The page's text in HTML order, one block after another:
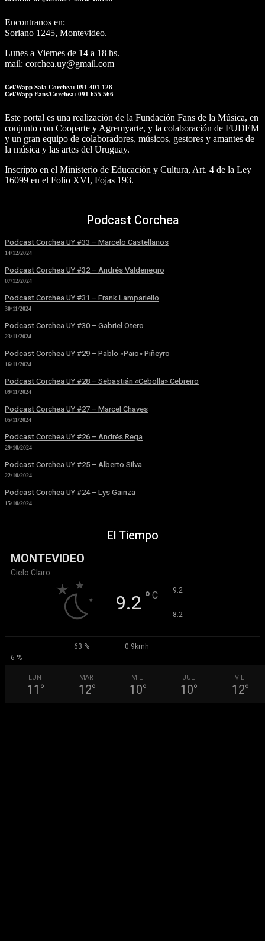
Encontranos en:
Soriano 1245, Montevideo.
Lunes a Viernes de 14 a 18 hs.
mail: corchea.uy@gmail.com
Cel/Wapp Sala Corchea: 091 401 128
Cel/Wapp Fans/Corchea: 091 655 566
Este portal es una realización de la Fundación Fans de la Música, en
conjunto con Cooparte y Agremyarte, y la colaboración de FUDEM
y un gran equipo de colaboradores, músicos, gestores y amantes de
la música y las artes del Uruguay.
Inscripto en el Ministerio de Educación y Cultura, Art. 4 de la Ley
16099 en el Folio XVI, Fojas 193.
Podcast Corchea
Podcast Corchea UY #33 – Marcelo Castellanos
14/12/2024
Podcast Corchea UY #32 – Andrés Valdenegro
07/12/2024
Podcast Corchea UY #31 – Frank Lampariello
30/11/2024
Podcast Corchea UY #30 – Gabriel Otero
23/11/2024
Podcast Corchea UY #29 – Pablo «Paio» Piñeyro
16/11/2024
Podcast Corchea UY #28 – Sebastián «Cebolla» Cebreiro
09/11/2024
Podcast Corchea UY #27 – Marcel Chaves
05/11/2024
Podcast Corchea UY #26 – Andrés Rega
29/10/2024
Podcast Corchea UY #25 – Alberto Silva
22/10/2024
Podcast Corchea UY #24 – Lys Gainza
15/10/2024
El Tiempo
MONTEVIDEO
Cielo Claro
9.2 ° C 9.2
8.2
63 %
0.9kmh
6 %
LUN
11 °
MAR
12°
MIÉ
10°
JUE
10°
VIE
12°